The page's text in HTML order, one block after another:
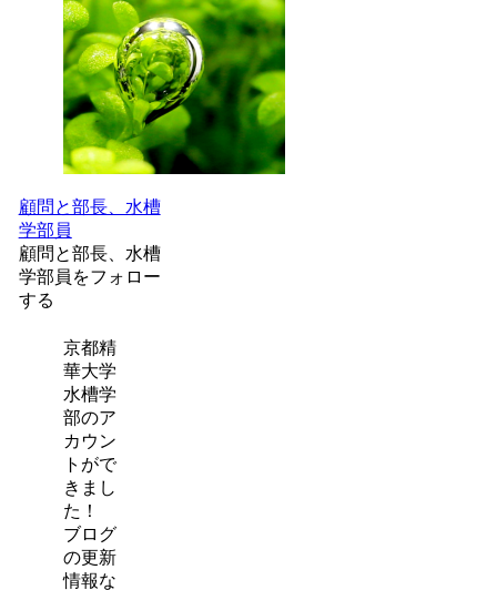
顧問と部長、水槽
学部員
顧問と部長、水槽
学部員をフォロー
する
京都精
華大学
水槽学
部のア
カウン
トがで
きまし
た！
ブログ
の更新
情報な